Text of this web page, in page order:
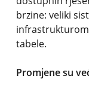
brzine: veliki
infrastrukturom
tabele.
Promjene su